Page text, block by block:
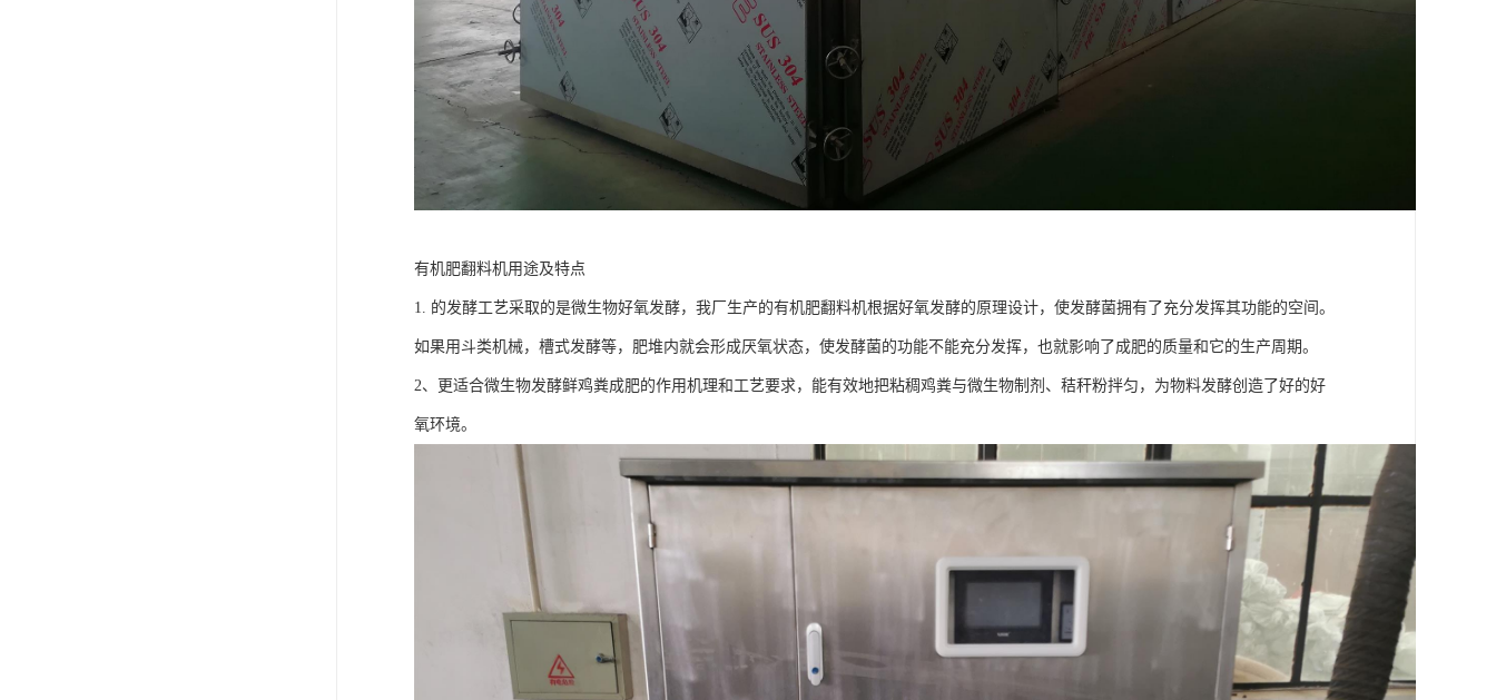
有机肥翻料机用途及特点
1. 的发酵工艺采取的是微生物好氧发酵，我厂生产的有机肥翻料机根据好氧发酵的原理设计，使发酵菌拥有了充分发挥其功能的空间。
如果用斗类机械，槽式发酵等，肥堆内就会形成厌氧状态，使发酵菌的功能不能充分发挥，也就影响了成肥的质量和它的生产周期。
2、更适合微生物发酵鲜鸡粪成肥的作用机理和工艺要求，能有效地把粘稠鸡粪与微生物制剂、秸秆粉拌匀，为物料发酵创造了好的好
氧环境。